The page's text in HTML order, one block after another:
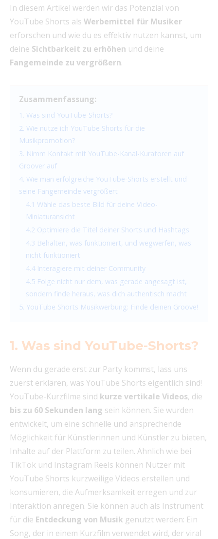
In diesem Artikel werden wir das Potenzial von
YouTube Shorts als Werbemittel für Musiker
erforschen und wie du es effektiv nutzen kannst, um
deine Sichtbarkeit zu erhöhen und deine
Fangemeinde zu vergrößern.
Zusammenfassung:
1. Was sind YouTube-Shorts?
2. Wie nutze ich YouTube Shorts für die
Musikpromotion?
3. Nimm Kontakt mit YouTube-Kanal-Kuratoren auf
Groover auf
4. Wie man erfolgreiche YouTube-Shorts erstellt und
seine Fangemeinde vergrößert
4.1 Wähle das beste Bild für deine Video-
Miniaturansicht
4.2 Optimiere die Titel deiner Shorts und Hashtags
4.3 Behalten, was funktioniert, und wegwerfen, was
nicht funktioniert
4.4 Interagiere mit deiner Community
4.5 Folge nicht nur dem, was gerade angesagt ist,
sondern finde heraus, was dich authentisch macht
5. YouTube Shorts Musikwerbung: Finde deinen Groove!
1. Was sind YouTube-Shorts?
Wenn du gerade erst zur Party kommst, lass uns
zuerst erklären, was YouTube Shorts eigentlich sind!
YouTube-Kurzfilme sind kurze vertikale Videos, die
bis zu 60 Sekunden lang sein können. Sie wurden
entwickelt, um eine schnelle und ansprechende
Möglichkeit für Künstlerinnen und Künstler zu bieten,
Inhalte auf der Plattform zu teilen. Ähnlich wie bei
TikTok und Instagram Reels können Nutzer mit
YouTube Shorts kurzweilige Videos erstellen und
konsumieren, die Aufmerksamkeit erregen und zur
Interaktion anregen. Sie können auch als Instrument
für die Entdeckung von Musik genutzt werden: Ein
Song, der in einem Kurzfilm verwendet wird, der viral